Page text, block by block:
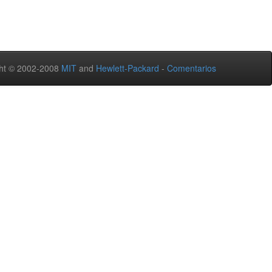
© 2002-2008 MIT and Hewlett-Packard - Comentarios